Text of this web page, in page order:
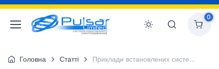
0
Головна Статті Приклади встановлених систем безперебійного живлення в різних регіонах світу